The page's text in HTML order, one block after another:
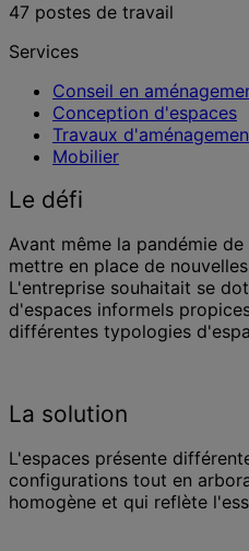
47 postes de travail
Services
Conseil en
Conception d'espaces
Travaux
Mobilier
Le défi
Avant même la pandémie
mettre en place de
L'entreprise souhaitait se
d'espaces informels
différentes typologies
La solution
L'espaces présente
configurations tout en
homogène et qui reflète